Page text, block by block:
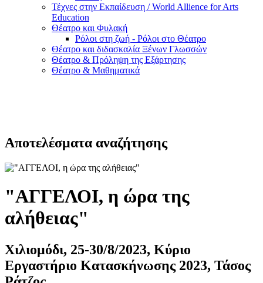
Τέχνες στην Εκπαίδευση / World Allience for Arts
Education
Θέατρο και Φυλακή
Ρόλοι στη ζωή - Ρόλοι στο Θέατρο
Θέατρο και διδασκαλία Ξένων Γλωσσών
Θέατρο & Πρόληψη της Εξάρτησης
Θέατρο & Μαθηματικά
Αποτελέσματα αναζήτησης
"ΑΓΓΕΛΟΙ, η ώρα της
αλήθειας"
Χιλιομόδι, 25-30/8/2023, Κύριο
Εργαστήριο Κατασκήνωσης 2023, Τάσος